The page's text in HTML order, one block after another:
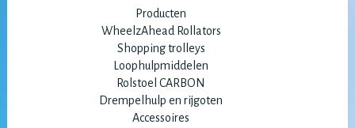
Producten
WheelzAhead Rollators
Shopping trolleys
Loophulpmiddelen
Rolstoel CARBON
Drempelhulp en rijgoten
Accessoires